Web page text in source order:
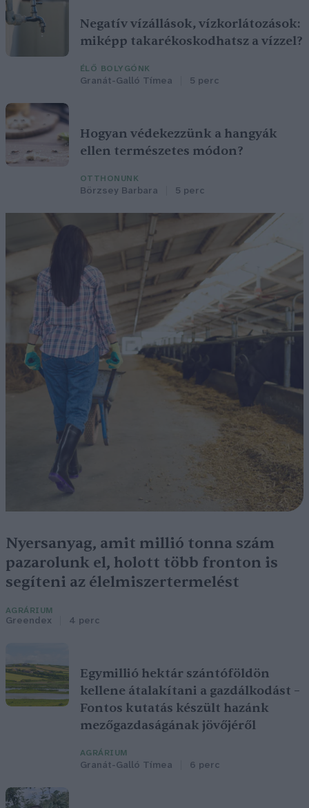
Negatív vízállások, vízkorlátozások:
miképp takarékoskodhatsz a vízzel?
ÉLŐ BOLYGÓNK
Granát-Galló Tímea 5 perc
Hogyan védekezzünk a hangyák
ellen természetes módon?
OTTHONUNK
Börzsey Barbara 5 perc
Nyersanyag, amit millió tonna szám
pazarolunk el, holott több fronton is
segíteni az élelmiszertermelést
AGRÁRIUM
Greendex 4 perc
Egymillió hektár szántóföldön
kellene átalakítani a gazdálkodást –
Fontos kutatás készült hazánk
mezőgazdaságának jövőjéről
AGRÁRIUM
Granát-Galló Tímea 6 perc